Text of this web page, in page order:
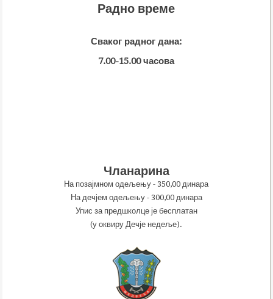
Радно време
Сваког радног дана:
7.00-15.00 часова
Чланарина
На позајмном одељењу - 350,00 динара
На дечјем одељењу - 300,00 динара
Упис за предшколце је бесплатан
(у оквиру Дечје недеље).